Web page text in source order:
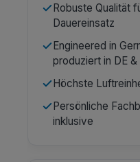
Robuste Qualität
Dauereinsatz
Engineered in
produziert in DE &
Höchste
Persönliche
inklusive